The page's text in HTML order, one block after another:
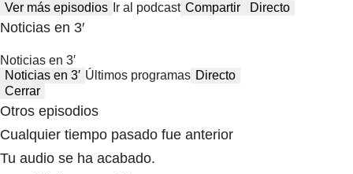
Ver más episodios Ir al podcast Compartir Directo
Noticias en 3′
Noticias en 3′
Noticias en 3′ Últimos programas Directo
Cerrar
Otros episodios
Cualquier tiempo pasado fue anterior
Tu audio se ha acabado.